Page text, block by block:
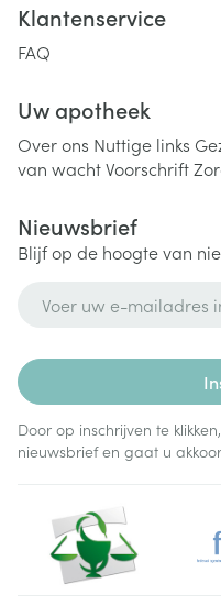
Klantenservice
FAQ
Uw apotheek
Over ons Nuttige links
van wachtVoorschrift
Nieuwsbrief
Blijf op de hoogte van
Door op inschrijven te
nieuwsbrief en gaat u